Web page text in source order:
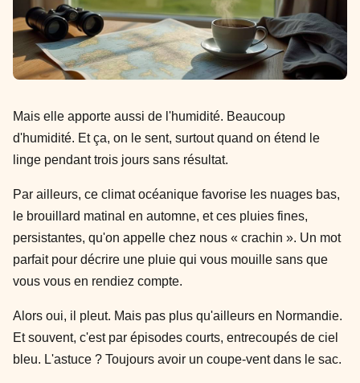
Mais elle apporte aussi de l'humidité. Beaucoup
d'humidité. Et ça, on le sent, surtout quand on étend le
linge pendant trois jours sans résultat.
Par ailleurs, ce climat océanique favorise les nuages bas,
le brouillard matinal en automne, et ces pluies fines,
persistantes, qu'on appelle chez nous « crachin ». Un mot
parfait pour décrire une pluie qui vous mouille sans que
vous vous en rendiez compte.
Alors oui, il pleut. Mais pas plus qu'ailleurs en Normandie.
Et souvent, c'est par épisodes courts, entrecoupés de ciel
bleu. L'astuce ? Toujours avoir un coupe-vent dans le sac.